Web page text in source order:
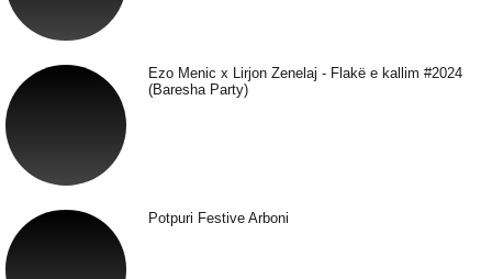
Ezo Menic x Lirjon Zenelaj - Flakë e kallim #2024
(Baresha Party)
Potpuri Festive Arboni